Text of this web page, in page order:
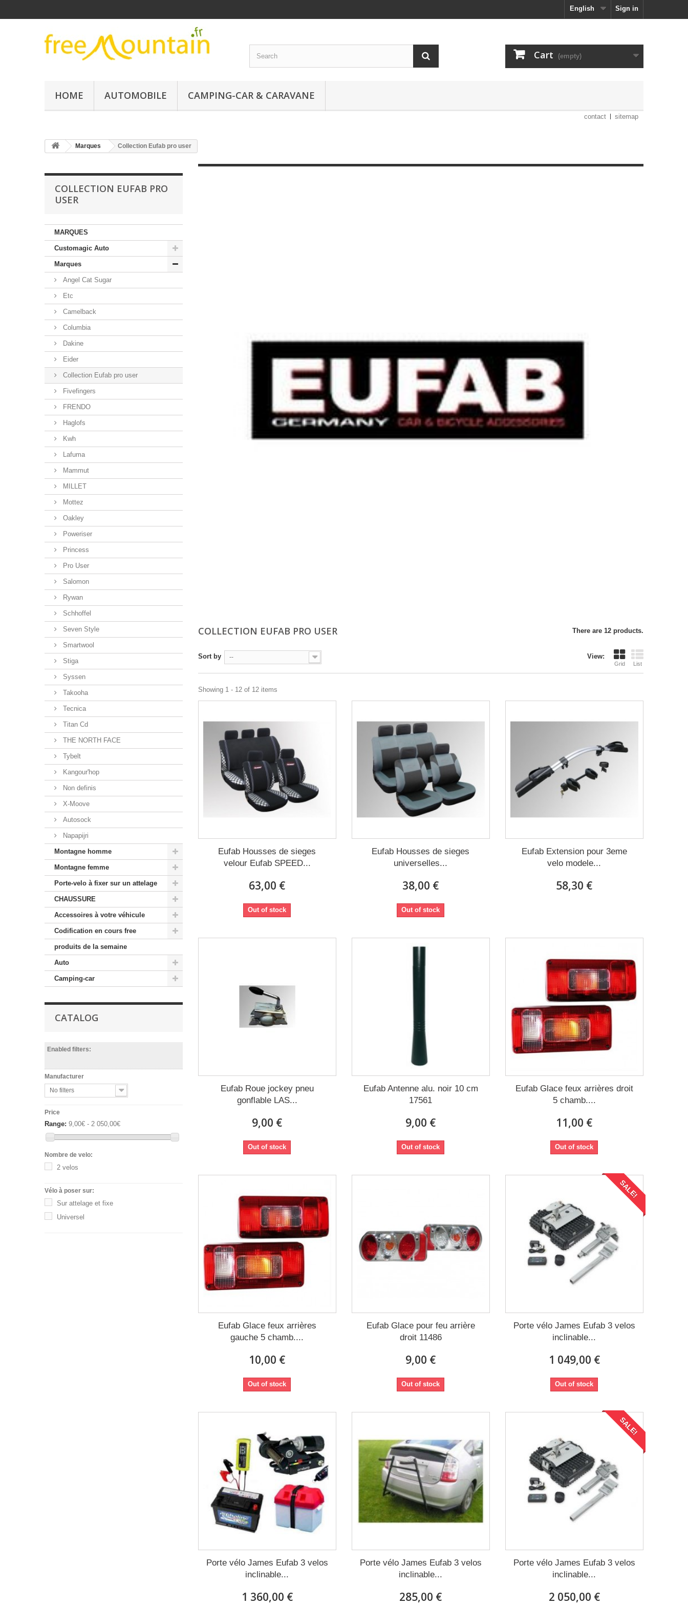
Sign in
English
Cart (empty)
HOME AUTOMOBILE CAMPING-CAR & CARAVANE
contact sitemap
Marques Collection Eufab pro user
COLLECTION EUFAB PRO
USER
MARQUES
Customagic Auto
Marques
Angel Cat Sugar
Etc
Camelback
Columbia
Dakine
Eider
Collection Eufab pro user
Fivefingers
FRENDO
Haglofs
Kwh
Lafuma
Mammut
MILLET
Mottez
Oakley
Poweriser
Princess
Pro User
Salomon
Rywan
Schhoffel
Seven Style
Smartwool
Stiga
Syssen
Takooha
Tecnica
Titan Cd
THE NORTH FACE
Tybelt
Kangour'hop
Non definis
X-Moove
Autosock
Napapijri
Montagne homme
Montagne femme
Porte-velo à fixer sur un attelage
CHAUSSURE
Accessoires à votre véhicule
Codification en cours free
produits de la semaine
Auto
Camping-car
CATALOG
Enabled filters:
Manufacturer
No filters
Price
Range: 9,00€ - 2 050,00€
Nombre de velo:
2 velos
Vélo à poser sur:
Sur attelage et fixe
Universel
COLLECTION EUFAB PRO USER There are 12 products.
View:
Grid List
Sort by --
Showing 1 - 12 of 12 items
Eufab Housses de sieges
velour Eufab SPEED...
63,00 €
Out of stock
Eufab Housses de sieges
universelles...
38,00 €
Out of stock
Eufab Extension pour 3eme
velo modele...
58,30 €
Eufab Roue jockey pneu
gonflable LAS...
9,00 €
Out of stock
Eufab Antenne alu. noir 10 cm
17561
9,00 €
Out of stock
Eufab Glace feux arrières droit
5 chamb....
11,00 €
Out of stock
Eufab Glace feux arrières
gauche 5 chamb....
10,00 €
Out of stock
Eufab Glace pour feu arrière
droit 11486
9,00 €
Out of stock
SALE!
Porte vélo James Eufab 3 velos
inclinable...
1 049,00 €
Out of stock
Porte vélo James Eufab 3 velos
inclinable...
1 360,00 €
Porte vélo James Eufab 3 velos
inclinable...
285,00 €
SALE!
Porte vélo James Eufab 3 velos
inclinable...
2 050,00 €